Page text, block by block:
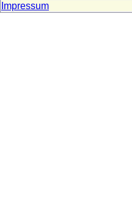
Impressum